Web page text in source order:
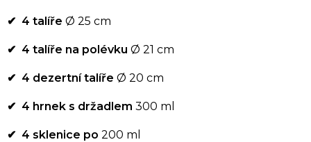
✔ 4 talíře Ø 25 cm
✔ 4 talíře na polévku Ø 21 cm
✔ 4 dezertní talíře Ø 20 cm
✔ 4 hrnek s držadlem 300 ml
✔ 4 sklenice po 200 ml